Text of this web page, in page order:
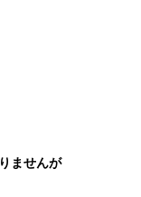
ませんが